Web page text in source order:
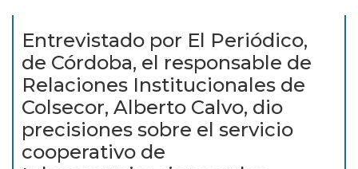
Entrevistado por El Periódico,
de Córdoba, el responsable de
Relaciones Institucionales de
Colsecor, Alberto Calvo, dio
precisiones sobre el servicio
cooperativo de